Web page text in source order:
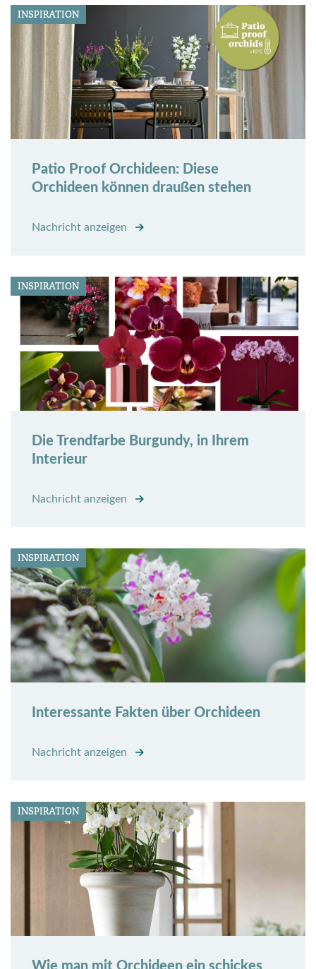
INSPIRATION
Patio Proof Orchideen: Diese
Orchideen können draußen stehen
Nachricht anzeigen
INSPIRATION
Die Trendfarbe Burgundy, in Ihrem
Interieur
Nachricht anzeigen
INSPIRATION
Interessante Fakten über Orchideen
Nachricht anzeigen
INSPIRATION
Wie man mit Orchideen ein schickes